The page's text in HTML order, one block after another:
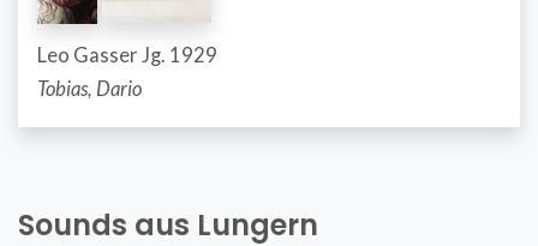
Leo Gasser Jg. 1929
Tobias, Dario
Sounds aus Lungern